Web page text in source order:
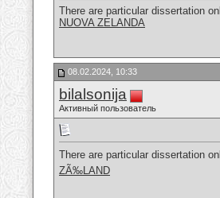
There are particular dissertation
NUOVA ZELANDA
08.02.2024, 10:33
bilalsonija
Активный пользователь
There are particular dissertation
ZÃ‰LAND